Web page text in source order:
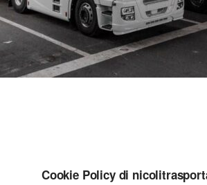
Cookie Policy di